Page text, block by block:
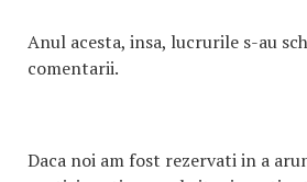
Anul acesta, insa, lucrurile s-au
comentarii.
Daca noi am fost rezervati in a